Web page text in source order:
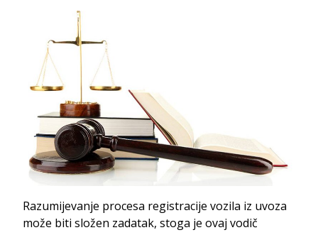
Razumijevanje procesa registracije vozila iz uvoza
može biti složen zadatak, stoga je ovaj vodič